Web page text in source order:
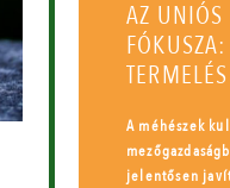
AZ UNIÓS
FÓKUSZA:
TERMELÉS
A méhészek
jelentősen